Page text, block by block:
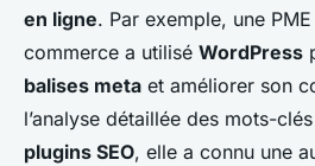
en ligne. Par exemple, une
commerce a utilisé WordPress
balises meta et améliorer son
l’analyse détaillée des mots-
plugins SEO, elle a connu une